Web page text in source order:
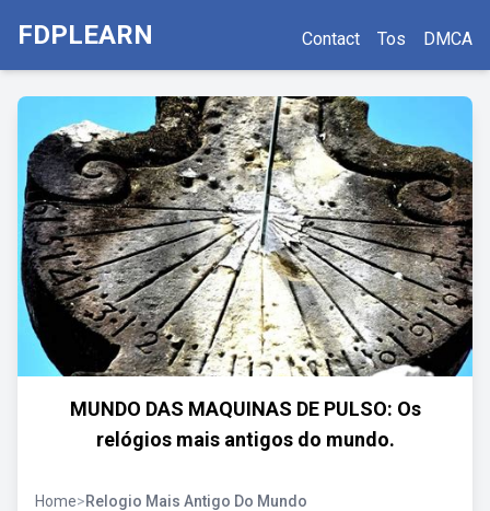
FDPLEARN Contact Tos DMCA
MUNDO DAS MAQUINAS DE PULSO: Os
relógios mais antigos do mundo.
Home>Relogio Mais Antigo Do Mundo